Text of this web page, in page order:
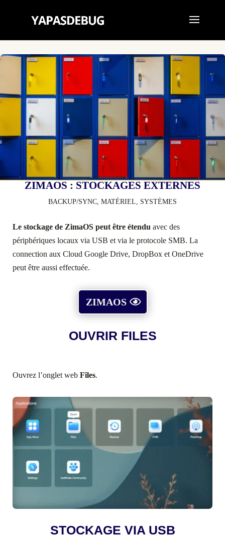
ZIMAOS : STOCKAGES EXTERNES
BACKUP/SYNC, MATÉRIEL, SYSTÈMES
Le stockage de ZimaOS peut être étendu avec des
périphériques locaux via USB et via le protocole SMB. La
connection aux Cloud Google Drive, DropBox et OneDrive
peut être aussi effectuée.
ZIMAOS
OUVRIR FILES
Ouvrez l’onglet web Files.
STOCKAGE VIA USB